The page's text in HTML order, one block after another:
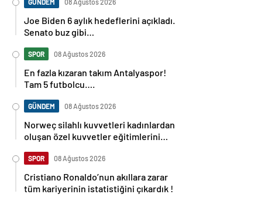
GÜNDEM 08 Ağustos 2026
Joe Biden 6 aylık hedeflerini açıkladı.
Senato buz gibi…
SPOR 08 Ağustos 2026
En fazla kızaran takım Antalyaspor!
Tam 5 futbolcu….
GÜNDEM 08 Ağustos 2026
Norweç silahlı kuvvetleri kadınlardan
oluşan özel kuvvetler eğitimlerini
SPOR 08 Ağustos 2026
Cristiano Ronaldo’nun akıllara zarar
tüm kariyerinin istatistiğini çıkardık !